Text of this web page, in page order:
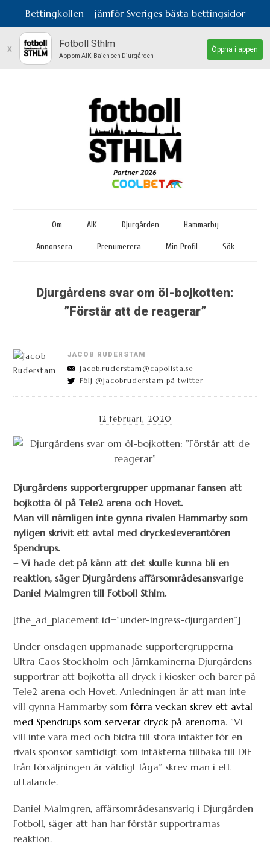
Bettingkollen – jämför Sveriges bästa bettingsidor
x Fotboll Sthlm
App om AIK, Bajen och Djurgården
Öppna i appen
Om AIK Djurgården Hammarby
Annonsera Prenumerera Min Profil Sök
Djurgårdens svar om öl-bojkotten:
”Förstår att de reagerar”
JACOB RUDERSTAM
jacob.ruderstam@capolista.se
Följ @jacobruderstam på twitter
12 februari, 2020
Djurgårdens supportergrupper uppmanar fansen att
bojkotta öl på Tele2 arena och Hovet.
Man vill nämligen inte gynna rivalen Hammarby som
nyligen skrivit ett avtal med dryckesleverantören
Spendrups.
– Vi hade det på känn att det skulle kunna bli en
reaktion, säger Djurgårdens affärsområdesansvarige
Daniel Malmgren till Fotboll Sthlm.
[the_ad_placement id=”under-ingress-djurgarden”]
Under onsdagen uppmanade supportergrupperna
Ultra Caos Stockholm och Järnkaminerna Djurgårdens
supportrar att bojkotta all dryck i kiosker och barer på
Tele2 arena och Hovet. Anledningen är att man inte
vill gynna Hammarby somförra veckan skrev ett avtal
med Spendrups som serverar dryck på arenorna. ”Vi
vill inte vara med och bidra till stora intäkter för en
rivals sponsor samtidigt som intäkterna tillbaka till DIF
från försäljningen är väldigt låga” skrev man i ett
uttalande.
Daniel Malmgren, affärsområdesansvarig i Djurgården
Fotboll, säger att han har förstår supportrarnas
reaktion.